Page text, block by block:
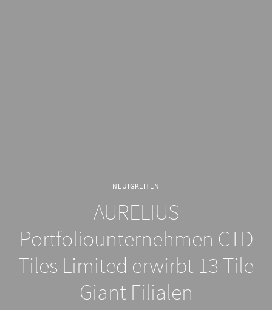
NEUIGKEITEN
AURELIUS
Portfoliounternehmen CTD
Tiles Limited erwirbt 13 Tile
Giant Filialen